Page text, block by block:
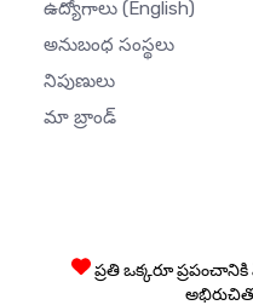
ఉద్యోగాలు (English)
అనుబంధ సంస్థలు
నిపుణులు
మా బ్రాండ్
ప్రతి ఒక్కరూ